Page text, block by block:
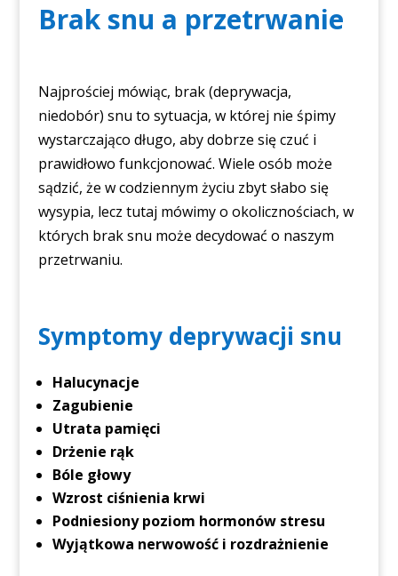
Brak snu a przetrwanie
Najprościej mówiąc, brak (deprywacja,
niedobór) snu to sytuacja, w której nie śpimy
wystarczająco długo, aby dobrze się czuć i
prawidłowo funkcjonować. Wiele osób może
sądzić, że w codziennym życiu zbyt słabo się
wysypia, lecz tutaj mówimy o okolicznościach, w
których brak snu może decydować o naszym
przetrwaniu.
Symptomy deprywacji snu
Halucynacje
Zagubienie
Utrata pamięci
Drżenie rąk
Bóle głowy
Wzrost ciśnienia krwi
Podniesiony poziom hormonów stresu
Wyjątkowa nerwowość i rozdrażnienie